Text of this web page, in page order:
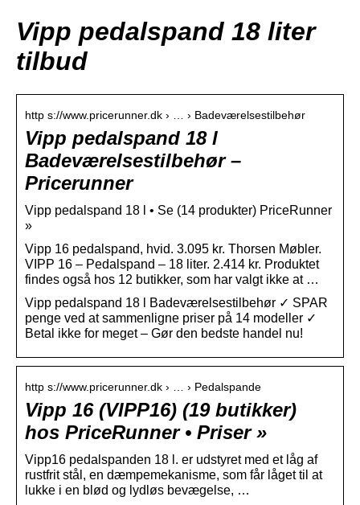
Vipp pedalspand 18 liter
tilbud
http s://www.pricerunner.dk › … › Badeværelsestilbehør
Vipp pedalspand 18 l
Badeværelsestilbehør –
Pricerunner
Vipp pedalspand 18 l • Se (14 produkter) PriceRunner
»
Vipp 16 pedalspand, hvid. 3.095 kr. Thorsen Møbler.
VIPP 16 – Pedalspand – 18 liter. 2.414 kr. Produktet
findes også hos 12 butikker, som har valgt ikke at …
Vipp pedalspand 18 l Badeværelsestilbehør ✓ SPAR
penge ved at sammenligne priser på 14 modeller ✓
Betal ikke for meget – Gør den bedste handel nu!
http s://www.pricerunner.dk › … › Pedalspande
Vipp 16 (VIPP16) (19 butikker)
hos PriceRunner • Priser »
Vipp16 pedalspanden 18 l. er udstyret med et låg af
rustfrit stål, en dæmpemekanisme, som får låget til at
lukke i en blød og lydløs bevægelse, …